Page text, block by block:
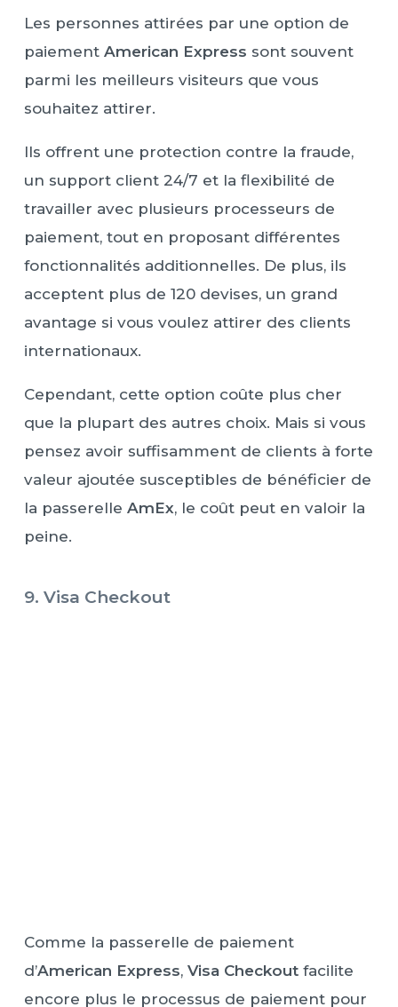
Les personnes attirées par une option de
paiement American Express sont souvent
parmi les meilleurs visiteurs que vous
souhaitez attirer.
Ils offrent une protection contre la fraude,
un support client 24/7 et la flexibilité de
travailler avec plusieurs processeurs de
paiement, tout en proposant différentes
fonctionnalités additionnelles. De plus, ils
acceptent plus de 120 devises, un grand
avantage si vous voulez attirer des clients
internationaux.
Cependant, cette option coûte plus cher
que la plupart des autres choix. Mais si vous
pensez avoir suffisamment de clients à forte
valeur ajoutée susceptibles de bénéficier de
la passerelle AmEx, le coût peut en valoir la
peine.
9. Visa Checkout
Comme la passerelle de paiement
d’American Express, Visa Checkoutfacilite
encore plus le processus de paiement pour